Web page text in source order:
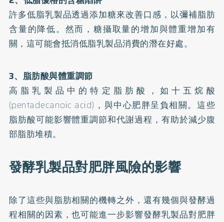
許多低脂乳製品透過添加糖來改善口感，以彌補脂肪
含量的降低。然而，糖攝取量的增加與體重增加有
關，這可能會抵消低脂乳製品消費的潛在好處。
3、脂肪酸與體重調節
高脂乳製品中的特定脂肪酸，如十五烷酸
(pentadecanoic acid)，與中心肥胖呈負相關。這些
脂肪酸可能影響體重調節和代謝過程，有助於減少腹
部脂肪堆積。
發酵乳製品對肥胖風險的影響
除了這些與脂肪相關的機轉之外，還有幾個與發酵過
程相關的因素，也可能進一步影響發酵乳製品對肥胖